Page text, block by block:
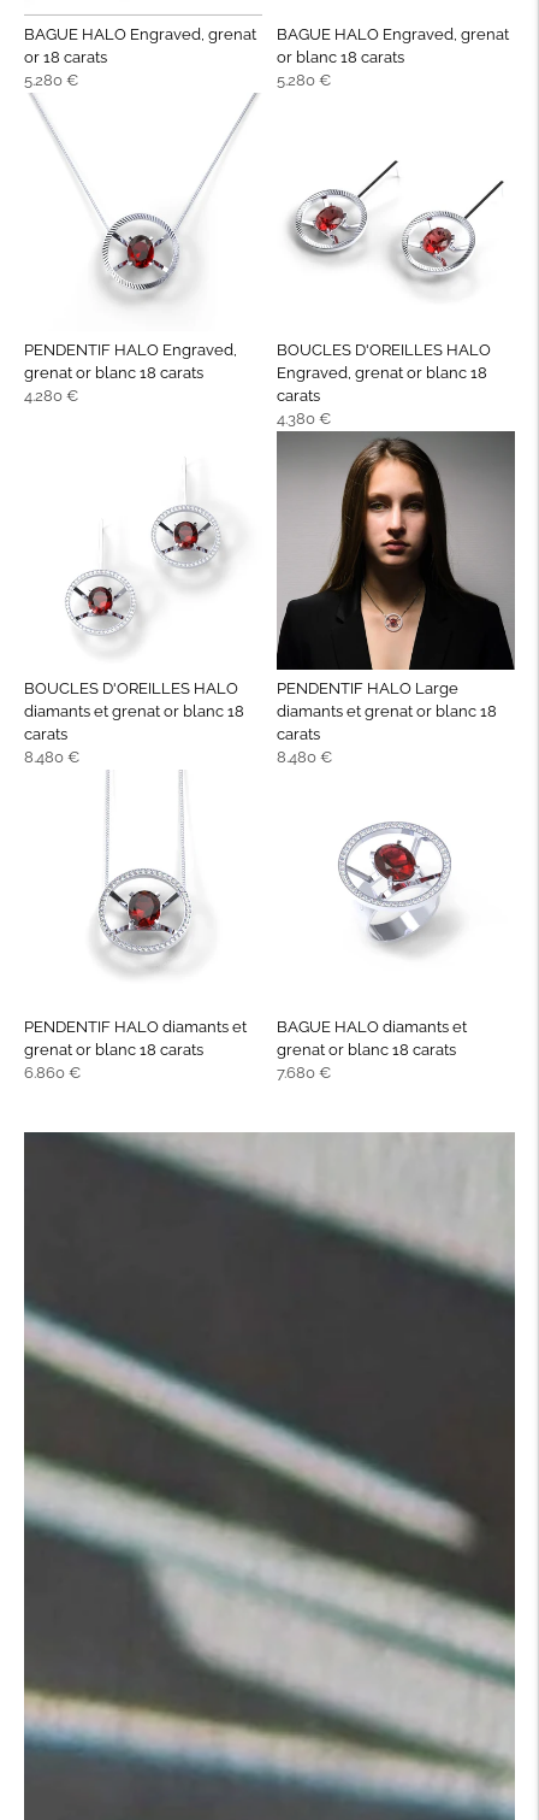
BAGUE HALO Engraved, grenat
or 18 carats
Prix
normal
5.280 €
BAGUE HALO Engraved, grenat
or blanc 18 carats
Prix
5.280 €
PENDENTIF HALO Engraved,
grenat or blanc 18 carats
Prix
4.280 €
BOUCLES D'OREILLES HALO
Engraved, grenat or blanc 18
carats
Prix
4.380 €
BOUCLES D'OREILLES HALO
diamants et grenat or blanc 18
carats
Prix
8.480 €
PENDENTIF HALO Large
diamants et grenat or blanc 18
carats
Prix
8.480 €
PENDENTIF HALO diamants et
grenat or blanc 18 carats
Prix
6.860 €
BAGUE HALO diamants et
grenat or blanc 18 carats
Prix
7.680 €
Passer à la
suivante
du
carrousel